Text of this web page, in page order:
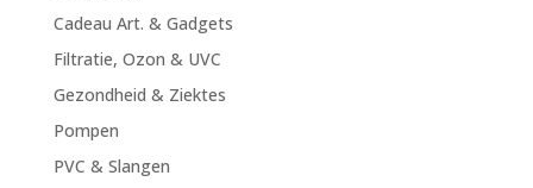
Cadeau Art. & Gadgets
Filtratie, Ozon & UVC
Gezondheid & Ziektes
Pompen
PVC & Slangen